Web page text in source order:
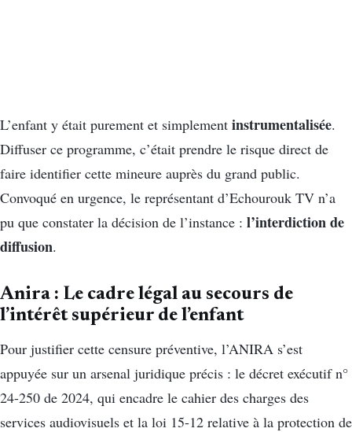
L’enfant y était purement et simplement instrumentalisée.
Diffuser ce programme, c’était prendre le risque direct de
faire identifier cette mineure auprès du grand public.
Convoqué en urgence, le représentant d’Echourouk TV n’a
pu que constater la décision de l’instance : l’interdiction de
diffusion.
Anira : Le cadre légal au secours de
l’intérêt supérieur de l’enfant
Pour justifier cette censure préventive, l’ANIRA s’est
appuyée sur un arsenal juridique précis : le décret exécutif n°
24-250 de 2024, qui encadre le cahier des charges des
services audiovisuels et la loi 15-12 relative à la protection de